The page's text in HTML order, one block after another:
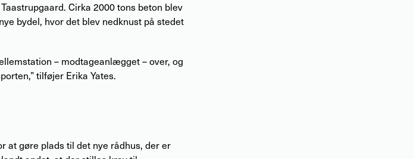
Cirka 2000 tons beton blev
bydel, hvor det blev nedknust på stedet
– modtageanlægget – over, og
tilføjer Erika Yates.
at gøre plads til det nye rådhus, der er